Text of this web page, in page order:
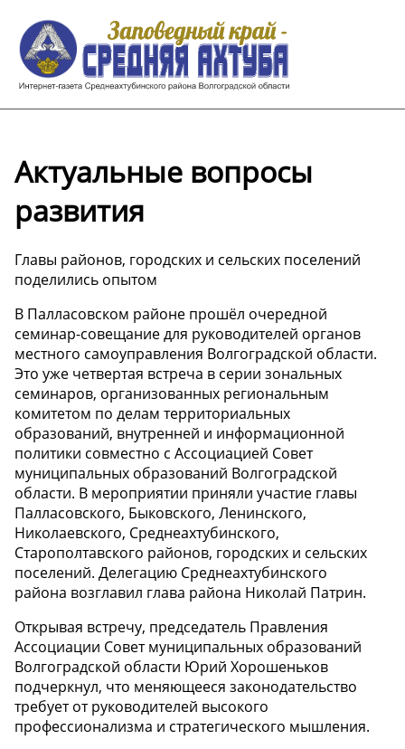
Актуальные вопросы
развития
Главы районов, городских и сельских поселений
поделились опытом
В Палласовском районе прошёл очередной
семинар-совещание для руководителей органов
местного самоуправления Волгоградской области.
Это уже четвертая встреча в серии зональных
семинаров, организованных региональным
комитетом по делам территориальных
образований, внутренней и информационной
политики совместно с Ассоциацией Совет
муниципальных образований Волгоградской
области. В мероприятии приняли участие главы
Палласовского, Быковского, Ленинского,
Николаевского, Среднеахтубинского,
Старополтавского районов, городских и сельских
поселений. Делегацию Среднеахтубинского
района возглавил глава района Николай Патрин.
Открывая встречу, председатель Правления
Ассоциации Совет муниципальных образований
Волгоградской области Юрий Хорошеньков
подчеркнул, что меняющееся законодательство
требует от руководителей высокого
профессионализма и стратегического мышления.